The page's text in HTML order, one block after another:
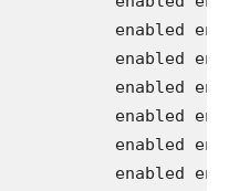
enabled
enabled
enabled
enabled
enabled
enabled